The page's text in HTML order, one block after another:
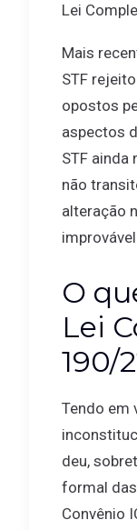
Lei
Mais
STF
opostos
aspectos
STF ainda
não
alteração
O
Lei
190/
Tendo em
deu,
formal das
Convênio